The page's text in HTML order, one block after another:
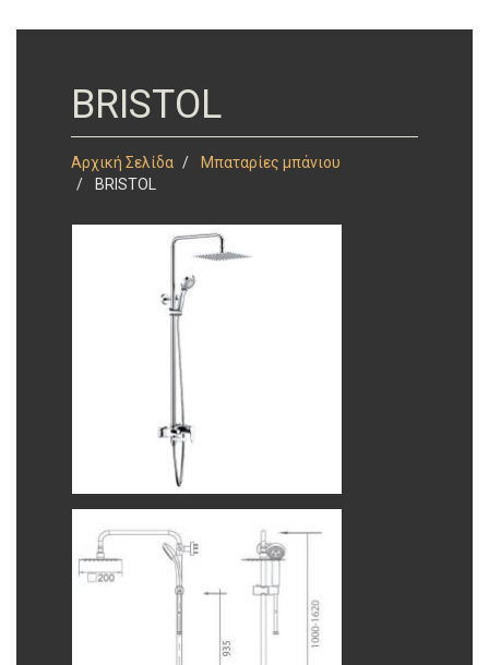
BRISTOL
Αρχική Σελίδα
Μπαταρίες μπάνιου
BRISTOL